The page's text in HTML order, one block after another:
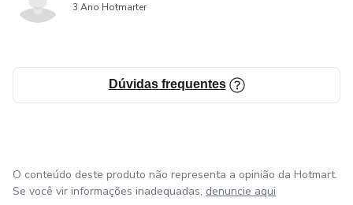
3 Ano Hotmarter
Dúvidas frequentes
O conteúdo deste produto não representa a opinião da Hotmart.
Se você vir informações inadequadas, denuncie aqui